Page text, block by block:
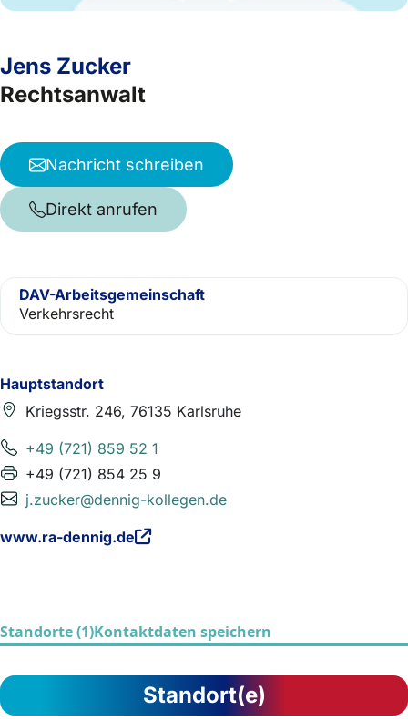
Hauptstandort
Kriegsstr. 246, 76135 Karlsruhe
+49 (721) 859 52 1
+49 (721) 854 25 9
j.zucker@dennig-kollegen.de
www.ra-dennig.de
Jens Zucker
Rechtsanwalt
Nachricht schreiben
Direkt anrufen
DAV-Arbeitsgemeinschaft
Verkehrsrecht
Standorte (1)Kontaktdaten speichern
Standort(e)